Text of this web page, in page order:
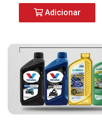
Adicionar